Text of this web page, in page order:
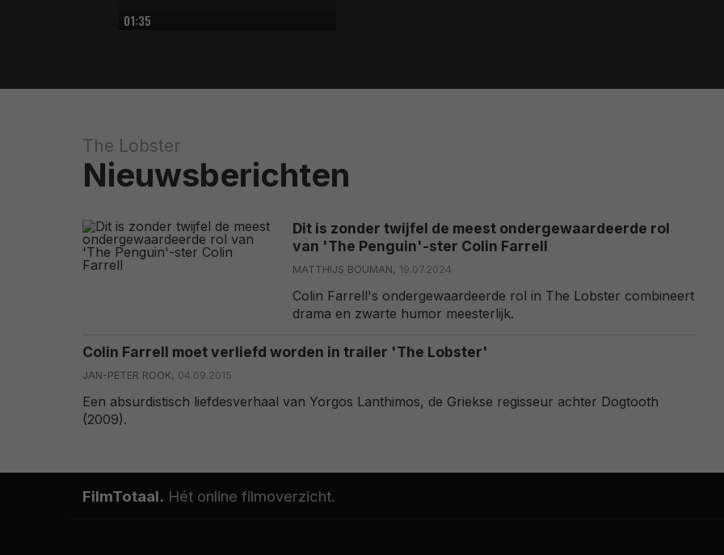
01:35
The Lobster
Nieuwsberichten
Dit is zonder twijfel de meest ondergewaardeerde rol
van 'The Penguin'-ster Colin Farrell
MATTHIJS BOUMAN, 19.07.2024
Colin Farrell's ondergewaardeerde rol in The Lobster combineert
drama en zwarte humor meesterlijk.
Colin Farrell moet verliefd worden in trailer 'The Lobster'
JAN-PETER ROOK, 04.09.2015
Een absurdistisch liefdesverhaal van Yorgos Lanthimos, de Griekse regisseur achter Dogtooth
(2009).
FilmTotaal. Hét online filmoverzicht.